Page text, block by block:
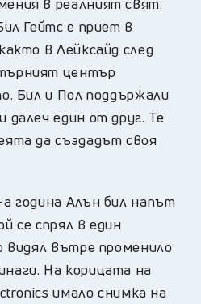
Гейтс е приет в
в Лейксайд след
център
Бил и Пол поддържали
далеч един от друг. Те
да създадът своя
година Алън бил напът
се спрял в един
видял вътре променило
На корицата на
имало снимка на